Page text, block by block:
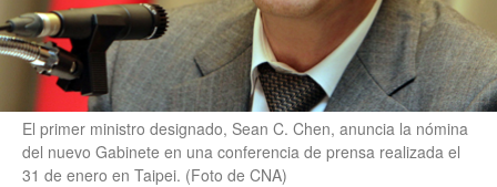
El primer ministro designado, Sean C. Chen, anuncia la nómina
del nuevo Gabinete en una conferencia de prensa realizada el
31 de enero en Taipei. (Foto de CNA)